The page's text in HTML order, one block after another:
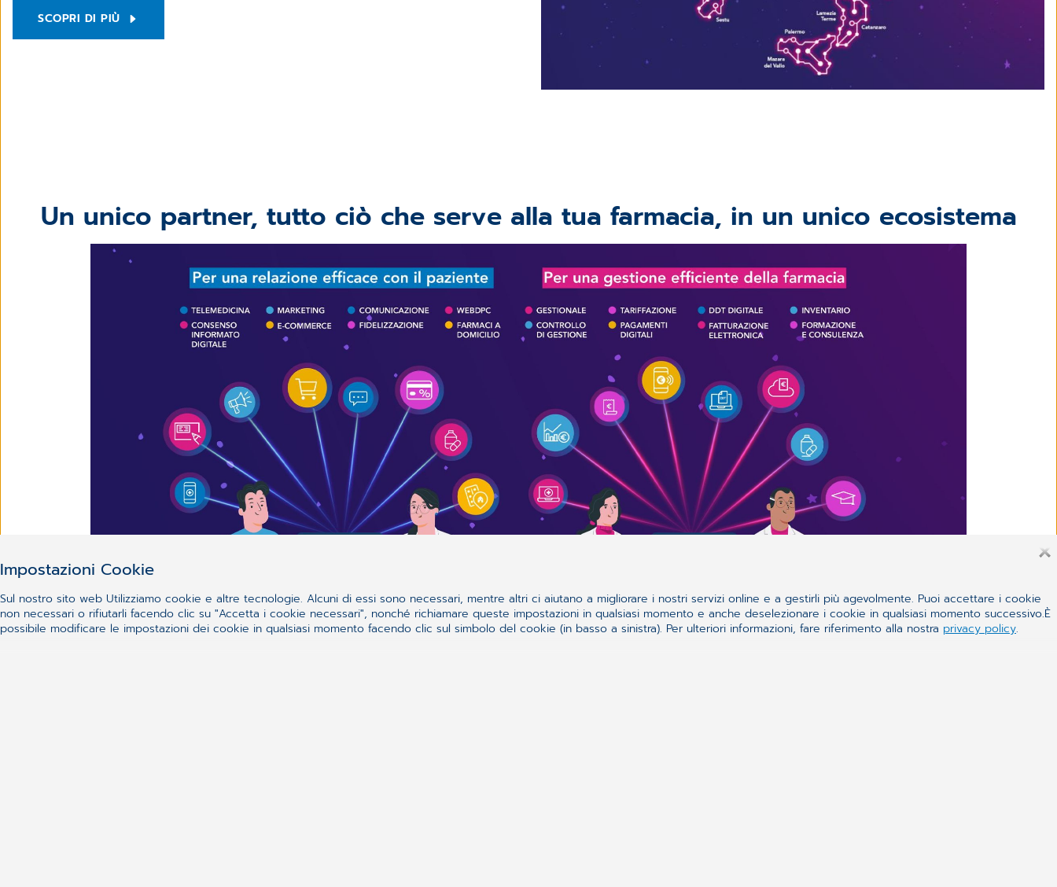
SCOPRI DI PIÙ
Un unico partner, tutto ciò che serve alla tua farmacia, in un unico ecosistema
Impostazioni Cookie
Sul nostro sito web Utilizziamo cookie e altre tecnologie. Alcuni di essi sono necessari, mentre altri ci aiutano a migliorare i nostri servizi online e a gestirli più agevolmente. Puoi accettare i cookie
non necessari o rifiutarli facendo clic su "Accetta i cookie necessari", nonché richiamare queste impostazioni in qualsiasi momento e anche deselezionare i cookie in qualsiasi momento successivo.È
possibile modificare le impostazioni dei cookie in qualsiasi momento facendo clic sul simbolo del cookie (in basso a sinistra). Per ulteriori informazioni, fare riferimento alla nostra privacy policy.